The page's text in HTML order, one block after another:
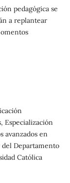
pedagógica se
a replantear
Especialización
avanzados en
Departamento
Católica